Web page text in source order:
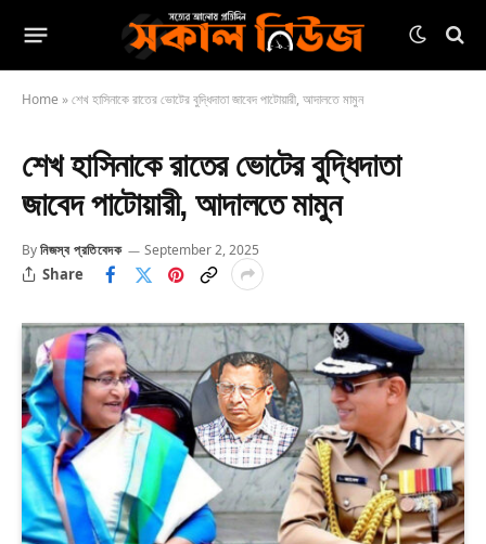
Home »শেখ হাসিনাকে রাতের ভোটের বুদ্ধিদাতা জাবেদ পাটোয়ারী, আদালতে মামুন
শেখ হাসিনাকে রাতের ভোটের বুদ্ধিদাতা
জাবেদ পাটোয়ারী, আদালতে মামুন
Byনিজস্ব প্রতিবেদক September 2, 2025
Share